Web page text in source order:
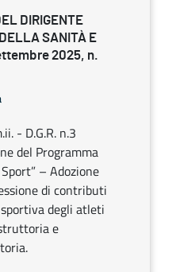
DIRIGENTE
SANITÀ E
2025, n.
- D.G.R. n.3
del Programma
– Adozione
di contributi
degli atleti
e